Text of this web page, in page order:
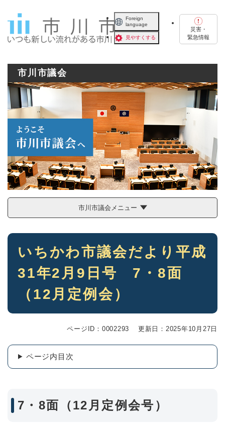
Foreign
language
見やすくする
災害・
緊急情報
市川市議会
市川市議会メニュー
本
いちかわ市議会だより平成
31年2月9日号 7・8面
（12月定例会）
ページID：0002293 更新日：2025年10月27日
ページ内目次
7・8面（12月定例会号）